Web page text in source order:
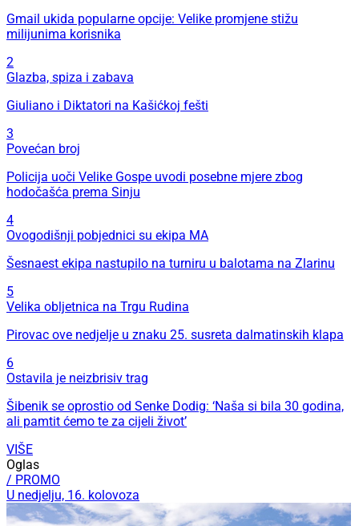
Gmail ukida popularne opcije: Velike promjene stižu
milijunima korisnika
2
Glazba, spiza i zabava
Giuliano i Diktatori na Kašićkoj fešti
3
Povećan broj
Policija uoči Velike Gospe uvodi posebne mjere zbog
hodočašća prema Sinju
4
Ovogodišnji pobjednici su ekipa MA
Šesnaest ekipa nastupilo na turniru u balotama na Zlarinu
5
Velika obljetnica na Trgu Rudina
Pirovac ove nedjelje u znaku 25. susreta dalmatinskih klapa
6
Ostavila je neizbrisiv trag
Šibenik se oprostio od Senke Dodig: ‘Naša si bila 30 godina,
ali pamtit ćemo te za cijeli život’
VIŠE
Oglas
/ PROMO
U nedjelju, 16. kolovoza